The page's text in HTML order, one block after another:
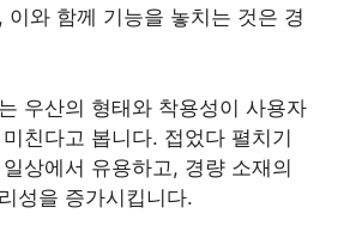
이와 함께 기능을 놓치는 것은 경
우산의 형태와 착용성이 사용자
친다고 봅니다. 접었다 펼치기
상에서 유용하고, 경량 소재의
성을 증가시킵니다.